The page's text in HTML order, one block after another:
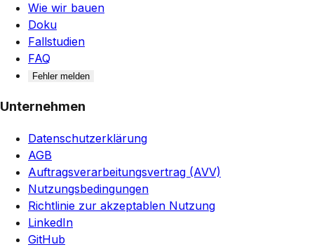
Wie wir bauen
Doku
Fallstudien
FAQ
Fehler melden
Unternehmen
Datenschutzerklärung
AGB
Auftragsverarbeitungsvertrag (AVV)
Nutzungsbedingungen
Richtlinie zur akzeptablen Nutzung
LinkedIn
GitHub